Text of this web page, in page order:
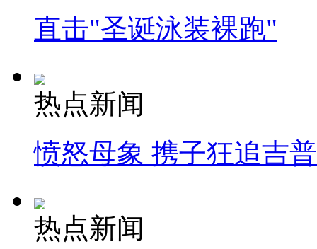
直击"圣诞泳装裸跑"
热点新闻
愤怒母象 携子狂追吉
热点新闻